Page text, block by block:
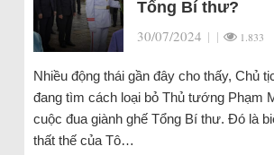
Tổng Bí thư?
30/07/2024 | | 1.833
Nhiều động thái gần đây cho thấy, Chủ
đang tìm cách loại bỏ Thủ tướng Phạm
cuộc đua giành ghế Tổng Bí thư. Đó là
thất thế của Tô…